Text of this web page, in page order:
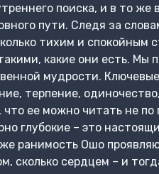
поиска, и в то же
пути. Следя за
тихим и спокойным
какие они есть. Мы
мудрости.
терпение,
ее можно читать не по
глубокие – это
ранимость Ошо
сколько сердцем – и